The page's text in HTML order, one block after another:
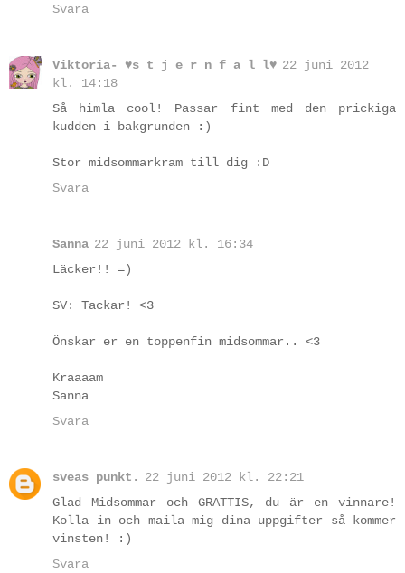
Svara
Viktoria- ♥s t j e r n f a l l♥ 22 juni 2012
kl. 14:18
Så himla cool! Passar fint med den prickiga
kudden i bakgrunden :)
Stor midsommarkram till dig :D
Svara
Sanna 22 juni 2012 kl. 16:34
Läcker!! =)
SV: Tackar! <3
Önskar er en toppenfin midsommar.. <3
Kraaaam
Sanna
Svara
sveas punkt.
22 juni 2012 kl. 22:21
Glad Midsommar och GRATTIS, du är en vinnare!
Kolla in och maila mig dina uppgifter så kommer
vinsten! :)
Svara